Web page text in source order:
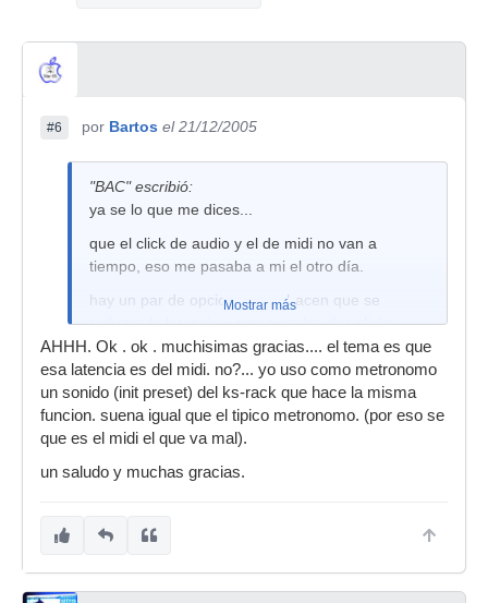
#6 por Bartos el 21/12/2005
"BAC" escribió:
ya se lo que me dices...
que el click de audio y el de midi no van a
tiempo, eso me pasaba a mi el otro día.
hay un par de opciones que hacen que se
reduzca la latencia y entonces los dos clicks
vayan a tiempo. ahora no me acuerdo de cuales
eran en cuanto tenga un momento lo miro y te
comento.
Mostrar más
AHHH. Ok . ok . muchisimas gracias.... el tema es que
esa latencia es del midi. no?... yo uso como metronomo
un sonido (init preset) del ks-rack que hace la misma
funcion. suena igual que el tipico metronomo. (por eso se
que es el midi el que va mal).
un saludo y muchas gracias.